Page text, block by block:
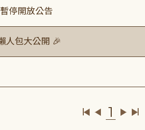
停開放公告
人包大公開 🎉
1